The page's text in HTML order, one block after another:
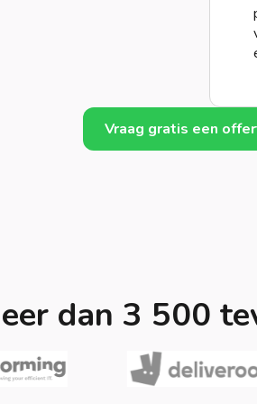
Vraag gratis een
dan 3 500